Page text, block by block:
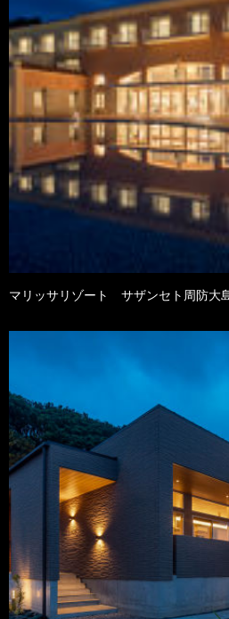
マリッサリゾート サザンセト周防大